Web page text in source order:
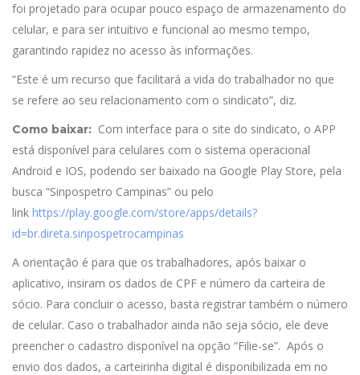
foi projetado para ocupar pouco espaço de armazenamento do
celular, e para ser intuitivo e funcional ao mesmo tempo,
garantindo rapidez no acesso às informações.
“Este é um recurso que facilitará a vida do trabalhador no que
se refere ao seu relacionamento com o sindicato”, diz.
Como baixar: Com interface para o site do sindicato, o APP
está disponível para celulares com o sistema operacional
Android e IOS, podendo ser baixado na Google Play Store, pela
busca “Sinpospetro Campinas” ou pelo
link https://play.google.com/store/apps/details?
id=br.direta.sinpospetrocampinas
A orientação é para que os trabalhadores, após baixar o
aplicativo, insiram os dados de CPF e número da carteira de
sócio. Para concluir o acesso, basta registrar também o número
de celular. Caso o trabalhador ainda não seja sócio, ele deve
preencher o cadastro disponível na opção “Filie-se”. Após o
envio dos dados, a carteirinha digital é disponibilizada em no